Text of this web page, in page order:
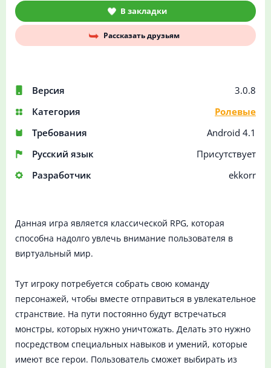
Версия
3.0.8
Категория
Ролевые
Требования
Android 4.1
Русский язык
Присутствует
Разработчик
ekkorr
В закладки
Рассказать друзьям
Данная игра является классической RPG, которая
способна надолго увлечь внимание пользователя в
виртуальный мир.
Тут игроку потребуется собрать свою команду
персонажей, чтобы вместе отправиться в увлекательное
странствие. На пути постоянно будут встречаться
монстры, которых нужно уничтожать. Делать это нужно
посредством специальных навыков и умений, которые
имеют все герои. Пользователь сможет выбирать из